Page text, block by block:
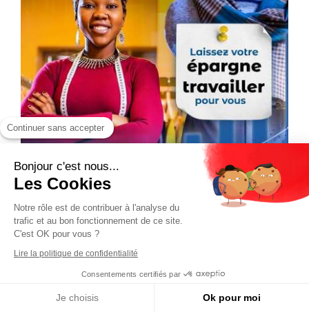
Continuer sans accepter
Bonjour c'est nous...
Les Cookies
Notre rôle est de contribuer à l'analyse du
trafic et au bon fonctionnement de ce site.
C'est OK pour vous ?
Lire la politique de confidentialité
Consentements certifiés par
Je choisis Ok pour moi